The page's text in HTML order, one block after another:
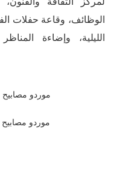
الوظائف، وقاعة حفلات
الليلية، وإضاءة